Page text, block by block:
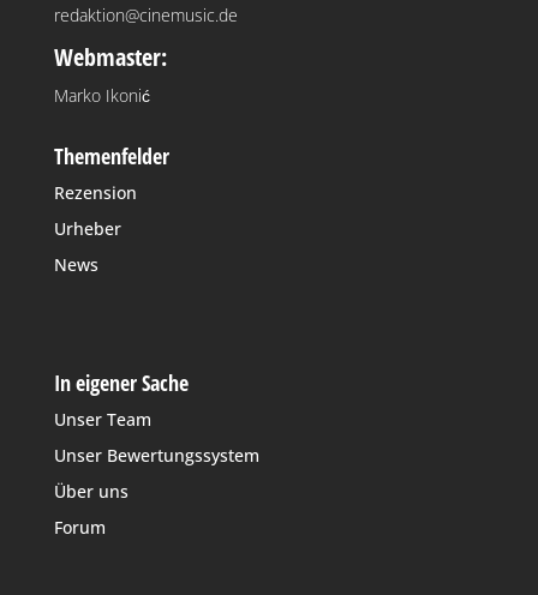
redaktion@cinemusic.de
Webmaster:
Marko Ikonić
Themenfelder
Rezension
Urheber
News
In eigener Sache
Unser Team
Unser Bewertungssystem
Über uns
Forum